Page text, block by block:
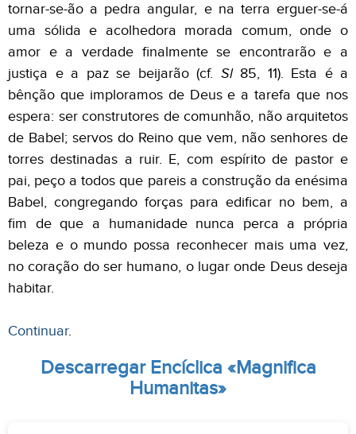
tornar-se-ão a pedra angular, e na terra erguer-se-á
uma sólida e acolhedora morada comum, onde o
amor e a verdade finalmente se encontrarão e a
justiça e a paz se beijarão (cf. Sl85, 11). Esta é a
bênção que imploramos de Deus e a tarefa que nos
espera: ser construtores de comunhão, não arquitetos
de Babel; servos do Reino que vem, não senhores de
torres destinadas a ruir. E, com espírito de pastor e
pai, peço a todos que pareis a construção da enésima
Babel, congregando forças para edificar no bem, a
fim de que a humanidade nunca perca a própria
beleza e o mundo possa reconhecer mais uma vez,
no coração do ser humano, o lugar onde Deus deseja
habitar.
Continuar.
Descarregar Encíclica «Magnifica
Humanitas»